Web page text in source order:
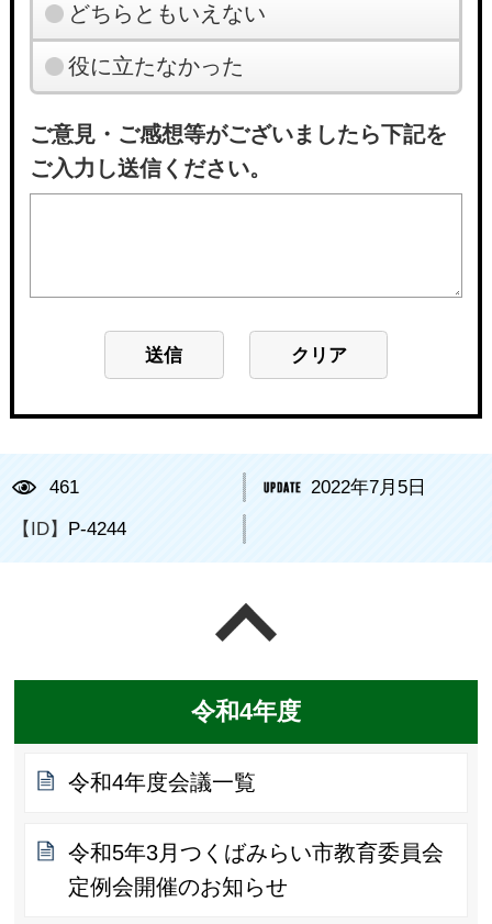
どちらともいえない
役に立たなかった
ご意見・ご感想等がございましたら下記を
ご入力し送信ください。
461 2022年7月5日
【ID】 P-4244
令和4年度
令和4年度会議一覧
令和5年3月つくばみらい市教育委員会
定例会開催のお知らせ